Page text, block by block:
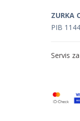
ZURKA
PIB
Servis